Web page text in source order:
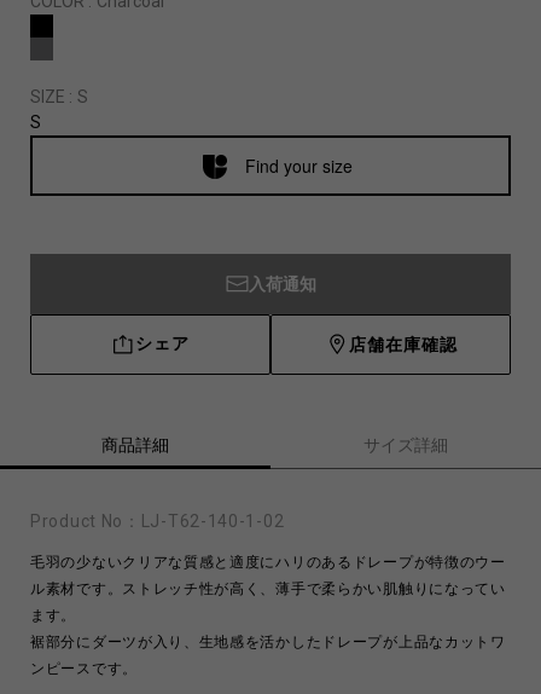
SIZE : S
S
Find your size
入荷通知
シェア 店舗在庫確認
商品詳細 サイズ詳細
Product No： LJ-T62-140-1-02
毛羽の少ないクリアな質感と適度にハリのあるドレープが特徴のウー
ル素材です。ストレッチ性が高く、薄手で柔らかい肌触りになってい
ます。
裾部分にダーツが入り、生地感を活かしたドレープが上品なカットワ
ンピースです。